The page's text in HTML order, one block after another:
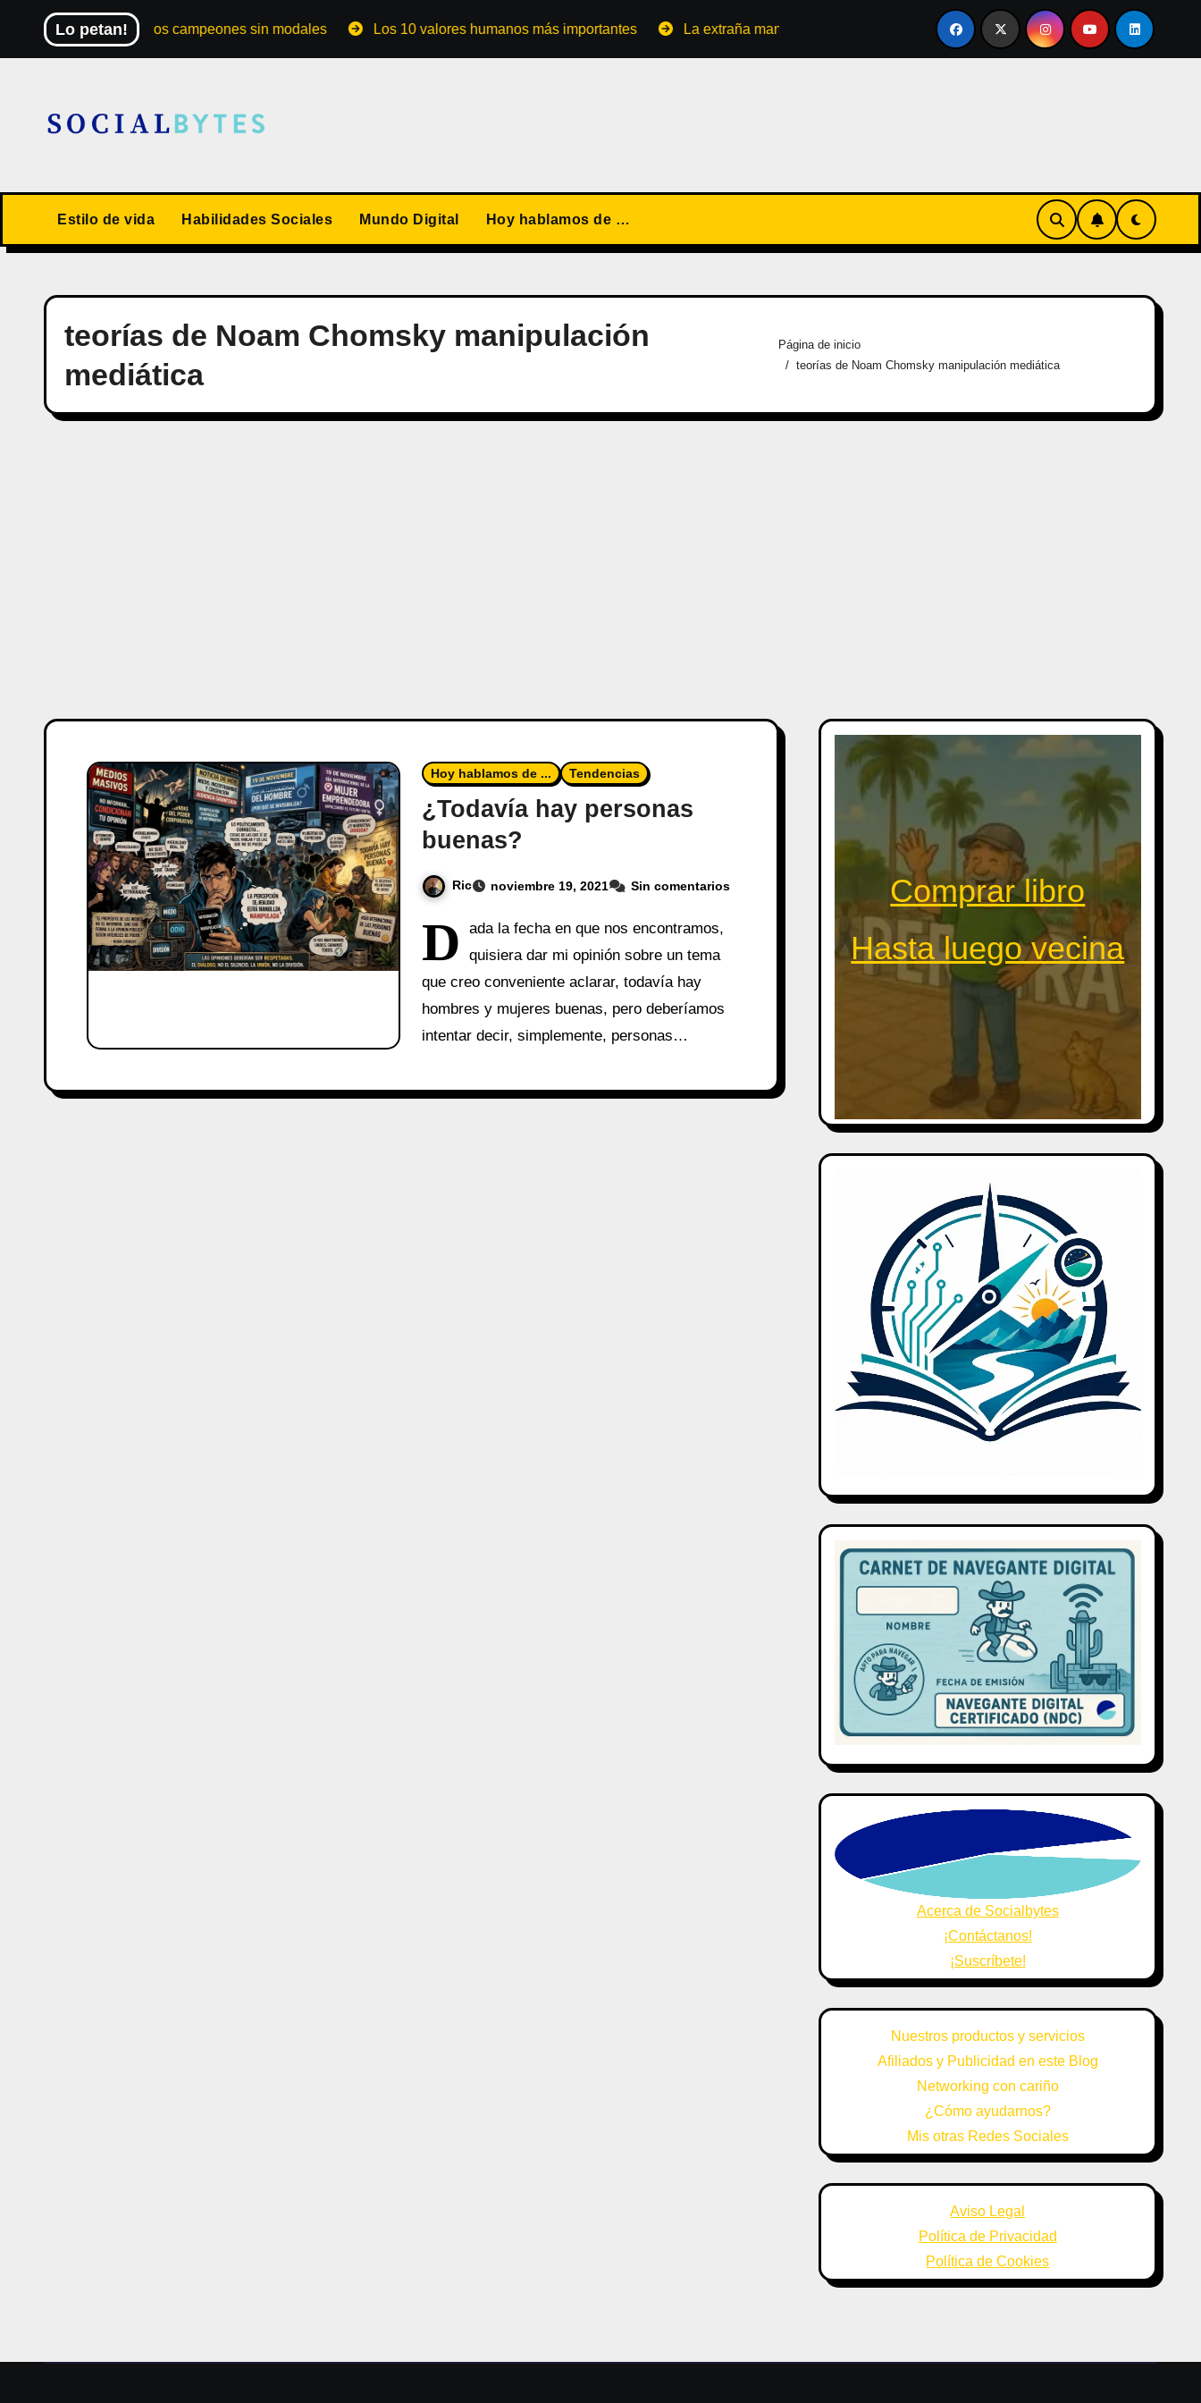
contenido
Lo petan!
El Mundial de los campeones sin modales Los 10 valores humanos más importantes La extraña manera de convertirse en familia El primer tour de la India Chiquitina
Estilo de vida Habilidades Sociales Mundo Digital Hoy hablamos de …
teorías de Noam Chomsky manipulación
mediática
Página de inicio
teorías de Noam Chomsky manipulación mediática
Hoy hablamos de ... Tendencias
¿Todavía hay personas
buenas?
Ric noviembre 19, 2021 Sin comentarios
D
ada la fecha en que nos encontramos,
quisiera dar mi opinión sobre un tema
que creo conveniente aclarar, todavía hay
hombres y mujeres buenas, pero deberíamos
intentar decir, simplemente, personas…
Comprar libro
Hasta luego vecina
Acerca de Socialbytes
¡Contáctanos!
¡Suscríbete!
Nuestros productos y servicios
Afiliados y Publicidad en este Blog
Networking con cariño
¿Cómo ayudarnos?
Mis otras Redes Sociales
Aviso Legal
Política de Privacidad
Política de Cookies